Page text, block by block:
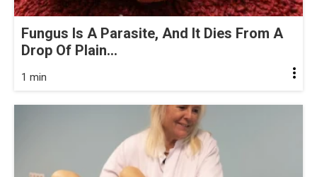
Fungus Is A Parasite, And It Dies From A
Drop Of Plain...
1 min